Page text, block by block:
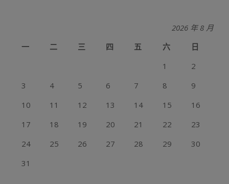
2026 年 8 月
一
二 三 四 五 六
日
1
2
3
4 5 6 7 8
9
10
11 12 13 14 15
16
17
18 19 20 21 22
23
24
25 26 27 28 29
30
31